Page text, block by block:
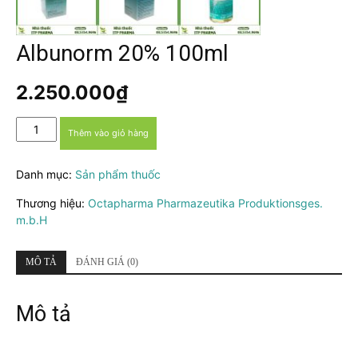
Albunorm 20% 100ml
2.250.000₫
Albunorm
20%
số
Thêm vào giỏ hàng
Danh mục: Sản phẩm thuốc
Thương hiệu: Octapharma Pharmazeutika Produktionsges.
m.b.H
MÔ TẢ ĐÁNH GIÁ (0)
Mô tả